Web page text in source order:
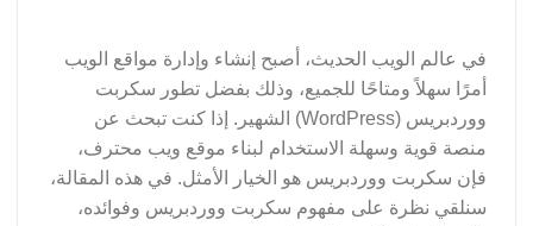
في عالم الويب الحديث، أصبح إنشاء وإدارة مواقع الويب
أمرًا سهلاً ومتاحًا للجميع، وذلك بفضل تطور سكربت
ووردبريس (WordPress) الشهير. إذا كنت تبحث عن
منصة قوية وسهلة الاستخدام لبناء موقع ويب محترف،
فإن سكربت ووردبريس هو الخيار الأمثل. في هذه المقالة،
سنلقي نظرة على مفهوم سكربت ووردبريس وفوائده،